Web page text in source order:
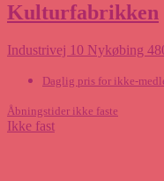
Kulturfabrikken
Industrivej 10 Nykøbing
Daglig pris for ikke-
Åbningstider ikke faste
Ikke fast